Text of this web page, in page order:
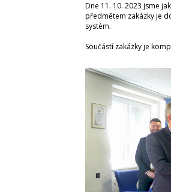
Dne 11. 10. 2023 jsme
předmětem zakázky je
systém.
Součástí zakázky je